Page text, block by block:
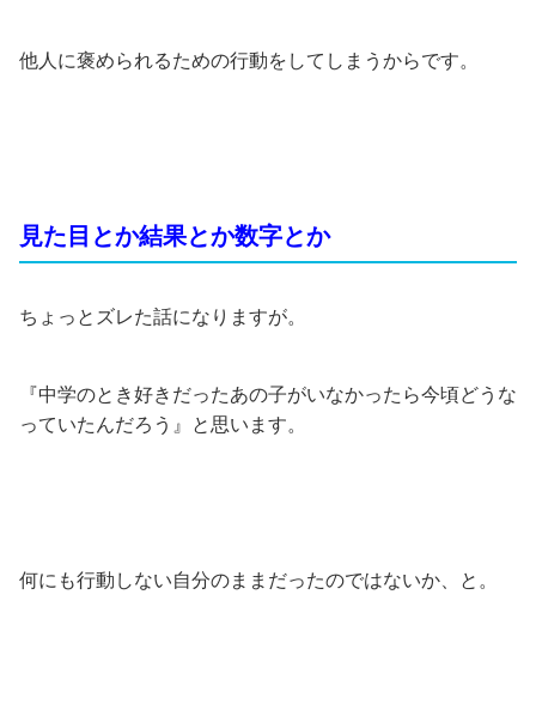
他人に褒められるための行動をしてしまうからです。
見た目とか結果とか数字とか
ちょっとズレた話になりますが。
『中学のとき好きだったあの子がいなかったら今頃どうな
っていたんだろう』と思います。
何にも行動しない自分のままだったのではないか、と。